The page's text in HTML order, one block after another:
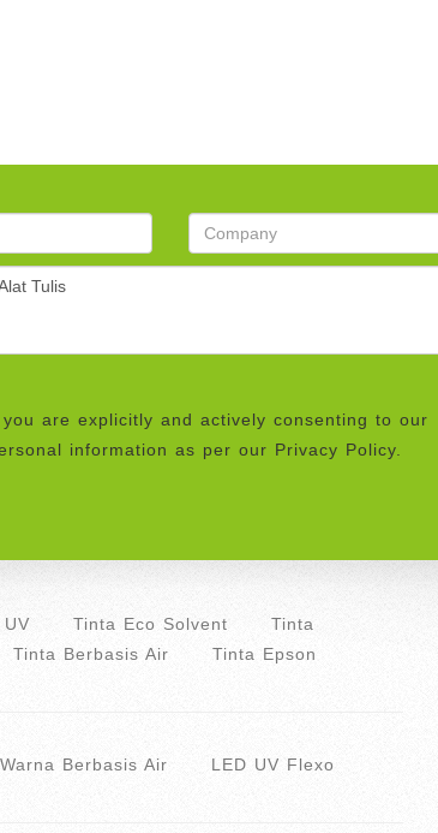
are explicitly and actively consenting to our
information as per our Privacy Policy.
Tinta Eco Solvent
Tinta
Tinta Berbasis Air
Tinta Epson
Berbasis Air
LED UV Flexo